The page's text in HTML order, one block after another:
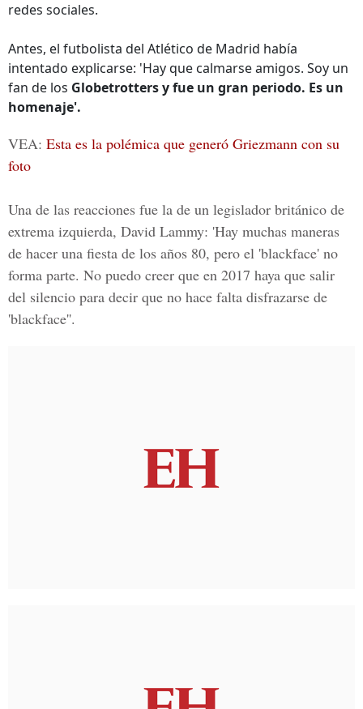
redes sociales.
Antes, el futbolista del Atlético de Madrid había
intentado explicarse: 'Hay que calmarse amigos. Soy un
fan de los Globetrotters y fue un gran periodo. Es un
homenaje'.
VEA: Esta es la polémica que generó Griezmann con su
foto
Una de las reacciones fue la de un legislador británico de
extrema izquierda, David Lammy: 'Hay muchas maneras
de hacer una fiesta de los años 80, pero el 'blackface' no
forma parte. No puedo creer que en 2017 haya que salir
del silencio para decir que no hace falta disfrazarse de
'blackface''.